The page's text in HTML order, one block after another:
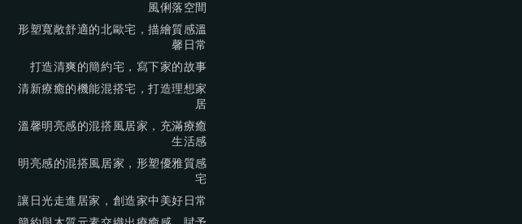
風俐落空間
形塑寬敞舒適的北歐宅，描繪質感溫
馨日常
打造清爽的簡約宅，寫下家的故事
清新療癒的機能混搭宅，打造理想家
居
溫馨明亮感的混搭風居家，充滿療癒
生活感
明亮感的混搭風居家，形塑優雅質感
宅
讓日光走進居家，創造家中美好日常